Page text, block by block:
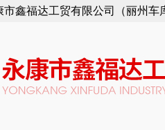
市鑫福达工贸有限公司（丽州车